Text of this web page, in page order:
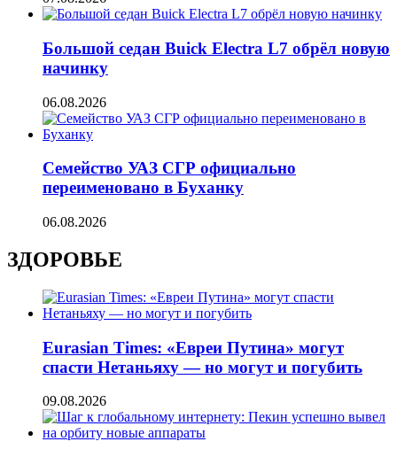
Большой седан Buick Electra L7 обрёл новую
начинку
06.08.2026
Семейство УАЗ СГР официально
переименовано в Буханку
06.08.2026
ЗДОРОВЬЕ
Eurasian Times: «Евреи Путина» могут
спасти Нетаньяху — но могут и погубить
09.08.2026